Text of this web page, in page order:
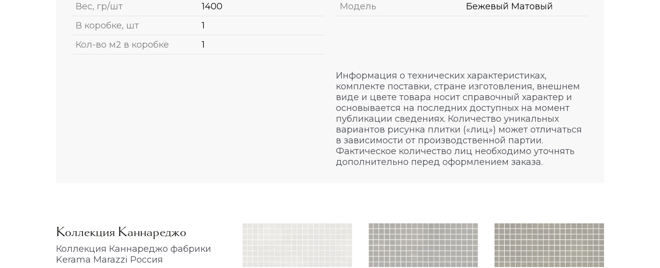
Вес, гр/шт
1400
В коробке, шт
1
Кол-во м2 в коробке
1
Модель
Бежевый Матовый
Информация о технических характеристиках,
комплекте поставки, стране изготовления, внешнем
виде и цвете товара носит справочный характер и
основывается на последних доступных на момент
публикации сведениях. Количество уникальных
вариантов рисунка плитки («лиц») может отличаться
в зависимости от производственной партии.
Фактическое количество лиц необходимо уточнять
дополнительно перед оформлением заказа.
Коллекция Каннареджо
Коллекция Каннареджо фабрики
Kerama Marazzi Россия